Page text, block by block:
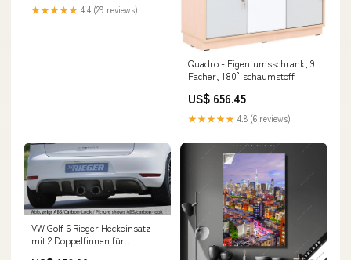
★★★★★ 4.4 (29 reviews)
Quadro - Eigentumsschrank, 9
Fächer, 180° schaumstoff
US$ 656.45
★★★★★ 4.8 (6 reviews)
VW Golf 6 Rieger Heckeinsatz
mit 2 Doppelfinnen für